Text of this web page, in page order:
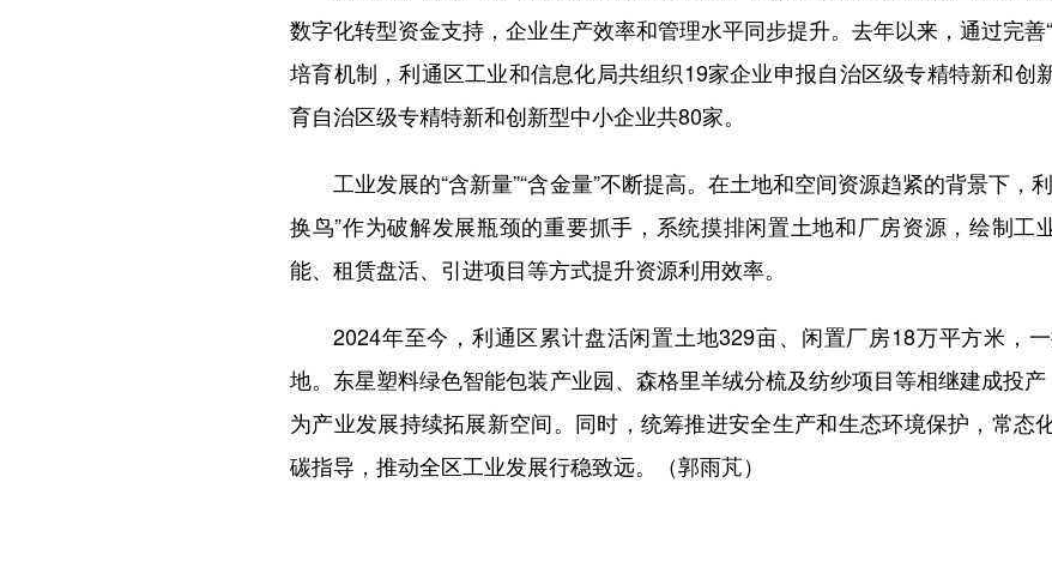
数字化转型资金支持，企业生产效率和管理水平同步提升。去年以来，通过完
培育机制，利通区工业和信息化局共组织19家企业申报自治区级专精特新和创
育自治区级专精特新和创新型中小企业共80家。
工业发展的“含新量”“含金量”不断提高。在土地和空间资源趋紧的背景下，
换鸟”作为破解发展瓶颈的重要抓手，系统摸排闲置土地和厂房资源，绘制工
能、租赁盘活、引进项目等方式提升资源利用效率。
2024年至今，利通区累计盘活闲置土地329亩、闲置厂房18万平方米，
地。东星塑料绿色智能包装产业园、森格里羊绒分梳及纺纱项目等相继建成投产
为产业发展持续拓展新空间。同时，统筹推进安全生产和生态环境保护，常态
碳指导，推动全区工业发展行稳致远。（郭雨芃）